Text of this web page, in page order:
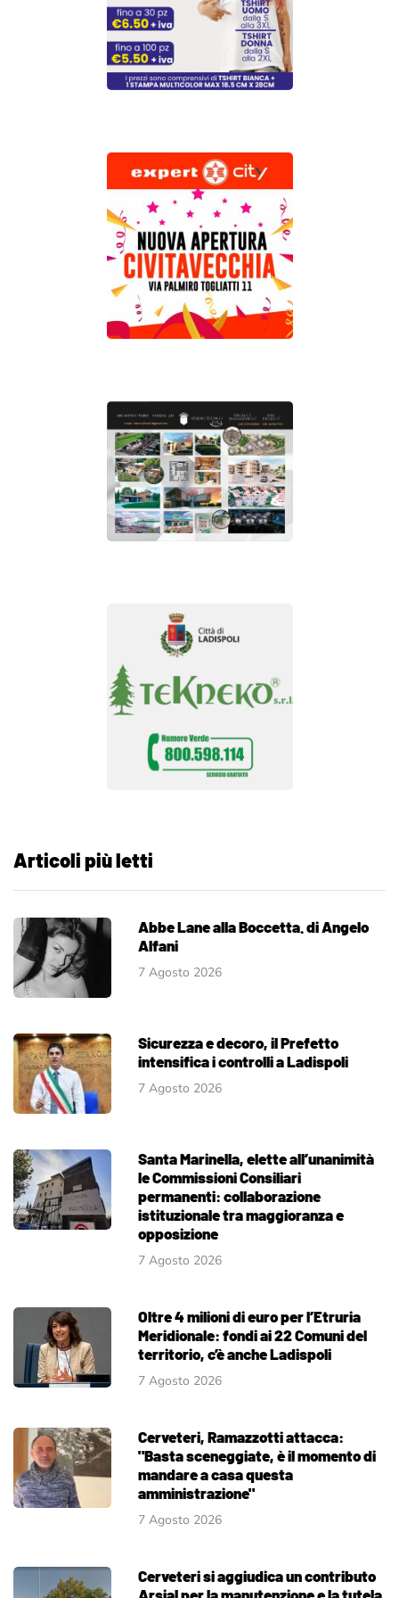
Articoli più letti
Abbe Lane alla Boccetta. di Angelo
Alfani
7 Agosto 2026
Sicurezza e decoro, il Prefetto
intensifica i controlli a Ladispoli
7 Agosto 2026
Santa Marinella, elette all’unanimità
le Commissioni Consiliari
permanenti: collaborazione
istituzionale tra maggioranza e
opposizione
7 Agosto 2026
Oltre 4 milioni di euro per l’Etruria
Meridionale: fondi ai 22 Comuni del
territorio, c’è anche Ladispoli
7 Agosto 2026
Cerveteri, Ramazzotti attacca:
"Basta sceneggiate, è il momento di
mandare a casa questa
amministrazione"
7 Agosto 2026
Cerveteri si aggiudica un contributo